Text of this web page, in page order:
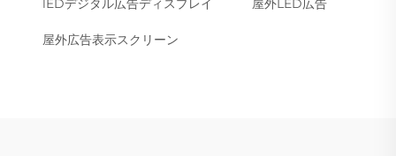
lEDデジタル広告ディスプレイ 屋外LED広告
屋外広告表示スクリーン